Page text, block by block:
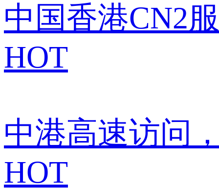
中国香港CN2
HOT
中港高速访问
HOT